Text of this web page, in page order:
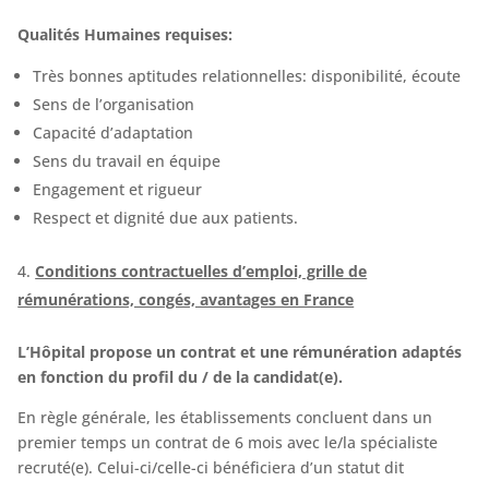
Qualités Humaines requises:
Très bonnes aptitudes relationnelles: disponibilité, écoute
Sens de l’organisation
Capacité d’adaptation
Sens du travail en équipe
Engagement et rigueur
Respect et dignité due aux patients.
Conditions contractuelles d’emploi, grille de
rémunérations, congés, avantages en France
L’Hôpital propose un contrat et une rémunération adaptés
en fonction du profil du / de la candidat(e).
En règle générale, les établissements concluent dans un
premier temps un contrat de 6 mois avec le/la spécialiste
recruté(e). Celui-ci/celle-ci bénéficiera d’un statut dit